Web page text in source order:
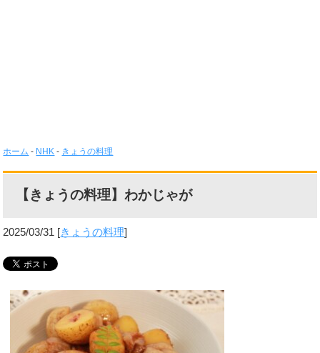
ホーム - NHK - きょうの料理
【きょうの料理】わかじゃが
2025/03/31 [きょうの料理]